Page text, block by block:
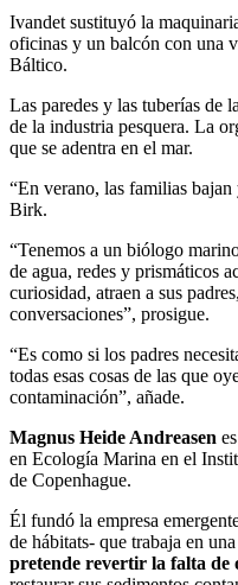
Ivandet sustituyó la
oficinas y un balcón con una
Báltico.
Las paredes y las tuberías de
de la industria pesquera. La
que se adentra en el mar.
“En verano, las familias
Birk.
“Tenemos a un biólogo
de agua, redes y prismáticos
curiosidad, atraen a sus
conversaciones”, prosigue.
“Es como si los padres
todas esas cosas de las que
contaminación”, añade.
Magnus Heide Andreasen
en Ecología Marina en el
de Copenhague.
Él fundó la empresa
de hábitats- que trabaja en una
pretende revertir la falta de